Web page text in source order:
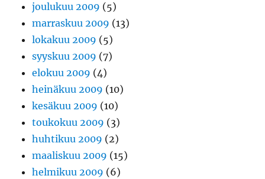
joulukuu 2009 (5)
marraskuu 2009 (13)
lokakuu 2009 (5)
syyskuu 2009 (7)
elokuu 2009 (4)
heinäkuu 2009 (10)
kesäkuu 2009 (10)
toukokuu 2009 (3)
huhtikuu 2009 (2)
maaliskuu 2009 (15)
helmikuu 2009 (6)